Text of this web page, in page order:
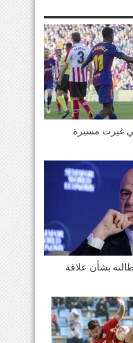
غيرت مسيرة
طالته بشأن علاقة